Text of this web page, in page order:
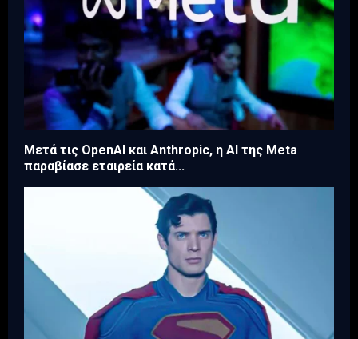
Μετά τις OpenAI και Anthropic, η AI της Meta
παραβίασε εταιρεία κατά...